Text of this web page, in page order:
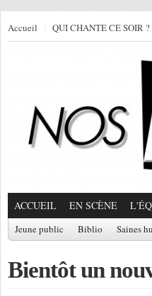
Accueil QUI CHANTE CE SOIR ?
ACCUEIL EN SCÈNE
Jeune public Biblio Saines
Bientôt un